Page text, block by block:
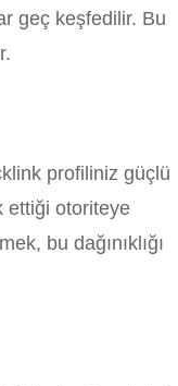
geç keşfedilir. Bu
profiliniz güçlü
ettiği otoriteye
bu dağınıklığı